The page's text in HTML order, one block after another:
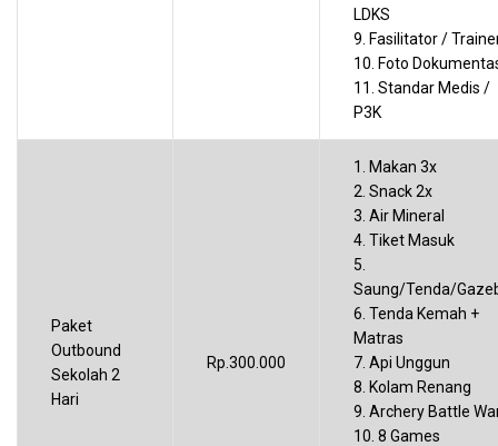
LDKS
9. Fasilitator /
10. Foto
11. Standar Medis /
P3K
Paket
Outbound
Sekolah 2
Hari
Rp.300.000
1. Makan 3x
2. Snack 2x
3. Air Mineral
4. Tiket Masuk
5.
Saung/Tenda/
6. Tenda Kemah +
Matras
7. Api Unggun
8. Kolam Renang
9. Archery Battle
10. 8 Games